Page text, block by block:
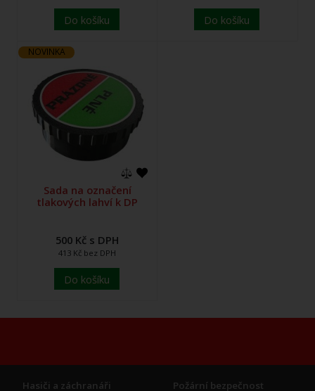
Do košíku Do košíku
NOVINKA
Sada na označení
tlakových lahví k DP
500 Kč s DPH
413 Kč bez DPH
Do košíku
Hasiči a záchranáři
Požární bezpečnost